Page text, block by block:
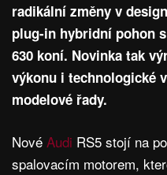
radikální změny v
plug-in hybridní pohon
630 koní. Novinka tak
výkonu i technologické
modelové řady.
Nové Audi RS5 stojí na
spalovacím motorem,